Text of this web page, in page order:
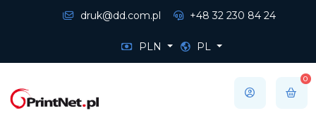
druk@dd.com.pl +48 32 230 84 24
PLN PL
0